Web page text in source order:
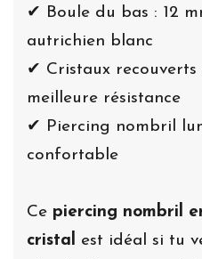
✔ Boule du bas : 12
autrichien blanc
✔ Cristaux
meilleure résistance
✔ Piercing nombril
confortable
Ce piercing nombril
cristal
est idéal si tu